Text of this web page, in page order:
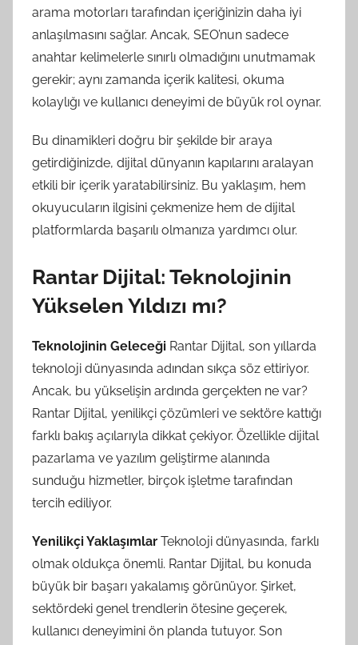
arama motorları tarafından içeriğinizin daha iyi
anlaşılmasını sağlar. Ancak, SEO’nun sadece
anahtar kelimelerle sınırlı olmadığını unutmamak
gerekir; aynı zamanda içerik kalitesi, okuma
kolaylığı ve kullanıcı deneyimi de büyük rol oynar.
Bu dinamikleri doğru bir şekilde bir araya
getirdiğinizde, dijital dünyanın kapılarını aralayan
etkili bir içerik yaratabilirsiniz. Bu yaklaşım, hem
okuyucuların ilgisini çekmenize hem de dijital
platformlarda başarılı olmanıza yardımcı olur.
Rantar Dijital: Teknolojinin
Yükselen Yıldızı mı?
Teknolojinin Geleceği Rantar Dijital, son yıllarda
teknoloji dünyasında adından sıkça söz ettiriyor.
Ancak, bu yükselişin ardında gerçekten ne var?
Rantar Dijital, yenilikçi çözümleri ve sektöre kattığı
farklı bakış açılarıyla dikkat çekiyor. Özellikle dijital
pazarlama ve yazılım geliştirme alanında
sunduğu hizmetler, birçok işletme tarafından
tercih ediliyor.
Yenilikçi Yaklaşımlar Teknoloji dünyasında, farklı
olmak oldukça önemli. Rantar Dijital, bu konuda
büyük bir başarı yakalamış görünüyor. Şirket,
sektördeki genel trendlerin ötesine geçerek,
kullanıcı deneyimini ön planda tutuyor. Son